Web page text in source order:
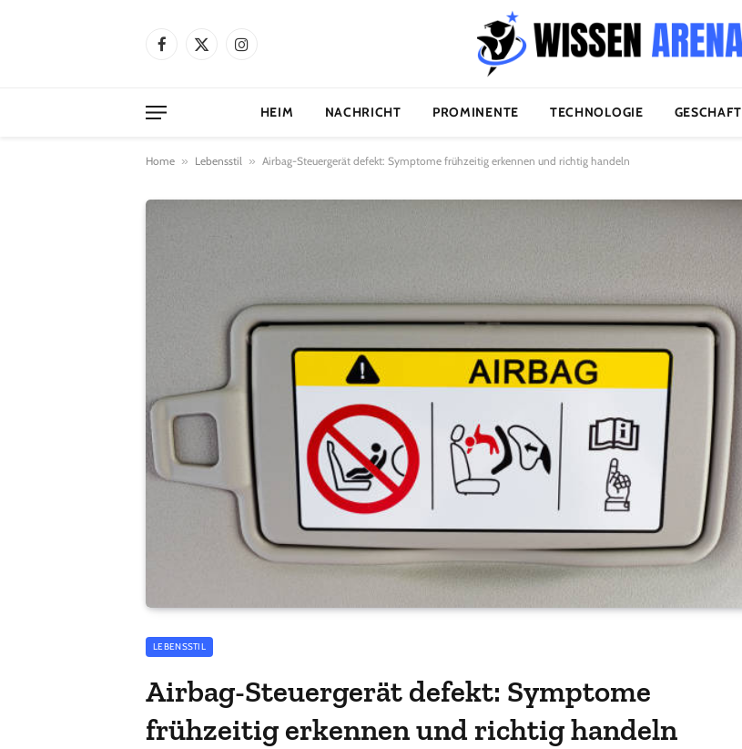
Facebook
X
Instagram
HEIM NACHRICHT PROMINENTE TECHNOLOGIE GESCHAFT
Home » Lebensstil » Airbag-Steuergerät defekt: Symptome frühzeitig erkennen und richtig handeln
LEBENSSTIL
Airbag-Steuergerät defekt: Symptome
frühzeitig erkennen und richtig handeln